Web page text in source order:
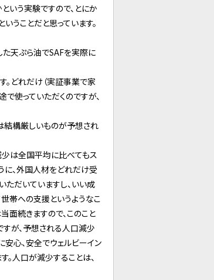
いう実験ですので、とにか
うことだと思っています。
た天ぷら油でSAFを実際に
。どれだけ（実証事業で家
使っていただくのですが、
結構厳しいものが予想され
は全国平均に比べてもス
に、外国人材をどれだけ受
だいていますし、いい成
帯への支援というようなこ
面続きますので、このこと
すが、予想される人口減少
心、安全でウェルビーイン
。人口が減少することは、